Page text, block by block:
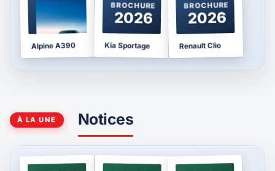
2025
Alpine A390
BROCHURE
2026
Kia Sportage
BROCHURE
2026
Renault Clio
À LA UNE Notices